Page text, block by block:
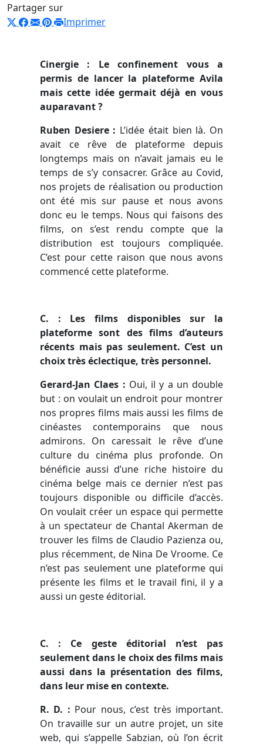
Partager sur
Imprimer
Cinergie : Le confinement vous a
permis de lancer la plateforme Avila
maiscette idée germait déjà en vous
auparavant ?
Ruben Desiere : L’idée était bien là. On
avait ce rêve de plateforme depuis
longtemps mais on n’avait jamais eu le
temps de s’y consacrer. Grâce au Covid,
nos projets de réalisation ou production
ont été mis sur pause et nous avons
donc eu le temps. Nous qui faisons des
films, on s’est rendu compte que la
distribution est toujours compliquée.
C’est pour cette raison que nous avons
commencé cette plateforme.
C. : Les films disponibles sur la
plateforme sont des films d’auteurs
récents mais pas seulement. C’est un
choix très éclectique, très personnel.
Gerard-Jan Claes : Oui, il y a un double
but : on voulait un endroit pour montrer
nos propres films mais aussi les films de
cinéastes contemporains que nous
admirons. On caressait le rêve d’une
culture du cinéma plus profonde. On
bénéficie aussi d’une riche histoire du
cinéma belge mais ce dernier n’est pas
toujours disponible ou difficile d’accès.
On voulait créer un espace qui permette
à un spectateur de Chantal Akerman de
trouver les films de Claudio Pazienza ou,
plus récemment, de Nina De Vroome. Ce
n’est pas seulement une plateforme qui
présente les films et le travail fini, il y a
aussi un geste éditorial.
C. : Ce geste éditorial n’est pas
seulement dans le choix des films mais
aussi dans la présentation des films,
dans leur mise en contexte.
R. D. : Pour nous, c’est très important.
On travaille sur un autre projet, un site
web, qui s’appelle Sabzian, où l’on écrit